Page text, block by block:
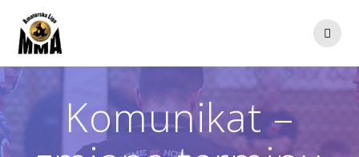
Komunikat –